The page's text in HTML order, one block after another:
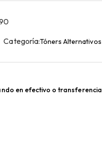
Categoría:Tóners Alternativos
en efectivo o transferencia